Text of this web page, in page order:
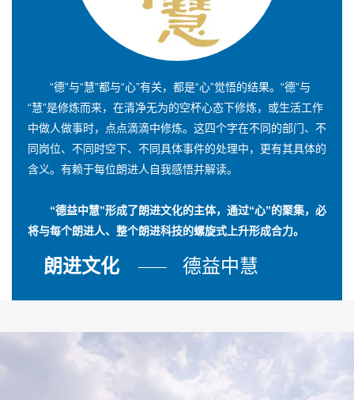
“德”与“慧”都与“心”有关，都是“心”觉悟的结果。“德”与
“慧”是修炼而来，在清净无为的空杯心态下修炼，或生活工作
中做人做事时，点点滴滴中修炼。这四个字在不同的部门、不
同岗位、不同时空下、不同具体事件的处理中，更有其具体的
含义。有赖于每位朗进人自我感悟并解读。
“德益中慧”形成了朗进文化的主体，通过“心”的聚集，必
将与每个朗进人、整个朗进科技的螺旋式上升形成合力。
朗进文化 德益中慧